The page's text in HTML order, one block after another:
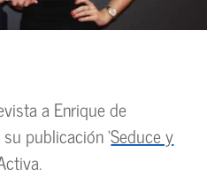
a Enrique de
publicación ‘Seduce y